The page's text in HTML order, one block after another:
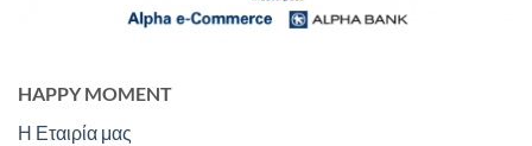
HAPPY MOMENT
Η Εταιρία μας